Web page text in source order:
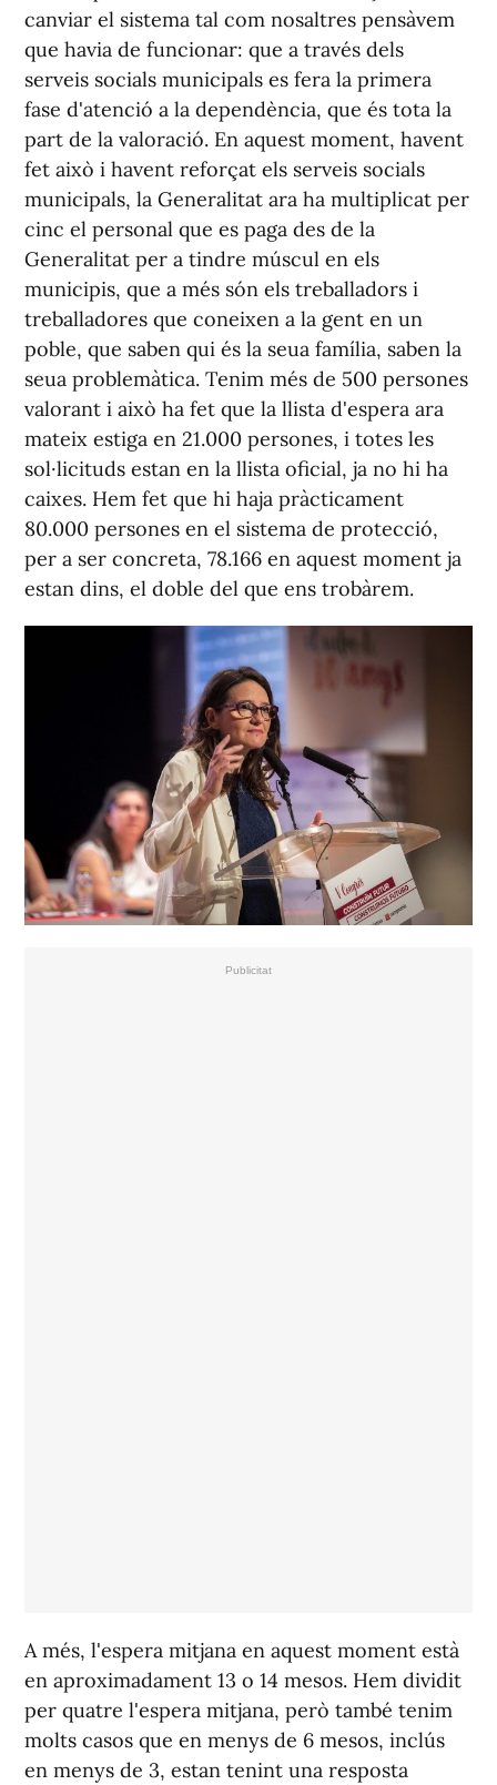
canviar el sistema tal com nosaltres pensàvem
que havia de funcionar: que a través dels
serveis socials municipals es fera la primera
fase d'atenció a la dependència, que és tota la
part de la valoració. En aquest moment, havent
fet això i havent reforçat els serveis socials
municipals, la Generalitat ara ha multiplicat per
cinc el personal que es paga des de la
Generalitat per a tindre múscul en els
municipis, que a més són els treballadors i
treballadores que coneixen a la gent en un
poble, que saben qui és la seua família, saben la
seua problemàtica. Tenim més de 500 persones
valorant i això ha fet que la llista d'espera ara
mateix estiga en 21.000 persones, i totes les
sol·licituds estan en la llista oficial, ja no hi ha
caixes. Hem fet que hi haja pràcticament
80.000 persones en el sistema de protecció,
per a ser concreta, 78.166 en aquest moment ja
estan dins, el doble del que ens trobàrem.
A més, l'espera mitjana en aquest moment està
en aproximadament 13 o 14 mesos. Hem dividit
per quatre l'espera mitjana, però també tenim
molts casos que en menys de 6 mesos, inclús
en menys de 3, estan tenint una resposta